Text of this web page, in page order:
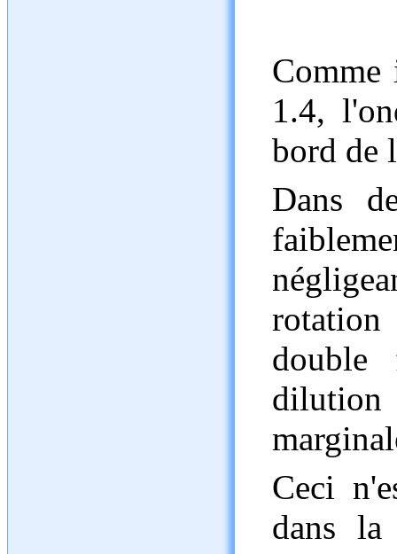
Comme
1.4,
bord de
Dans
Ceci
dans la